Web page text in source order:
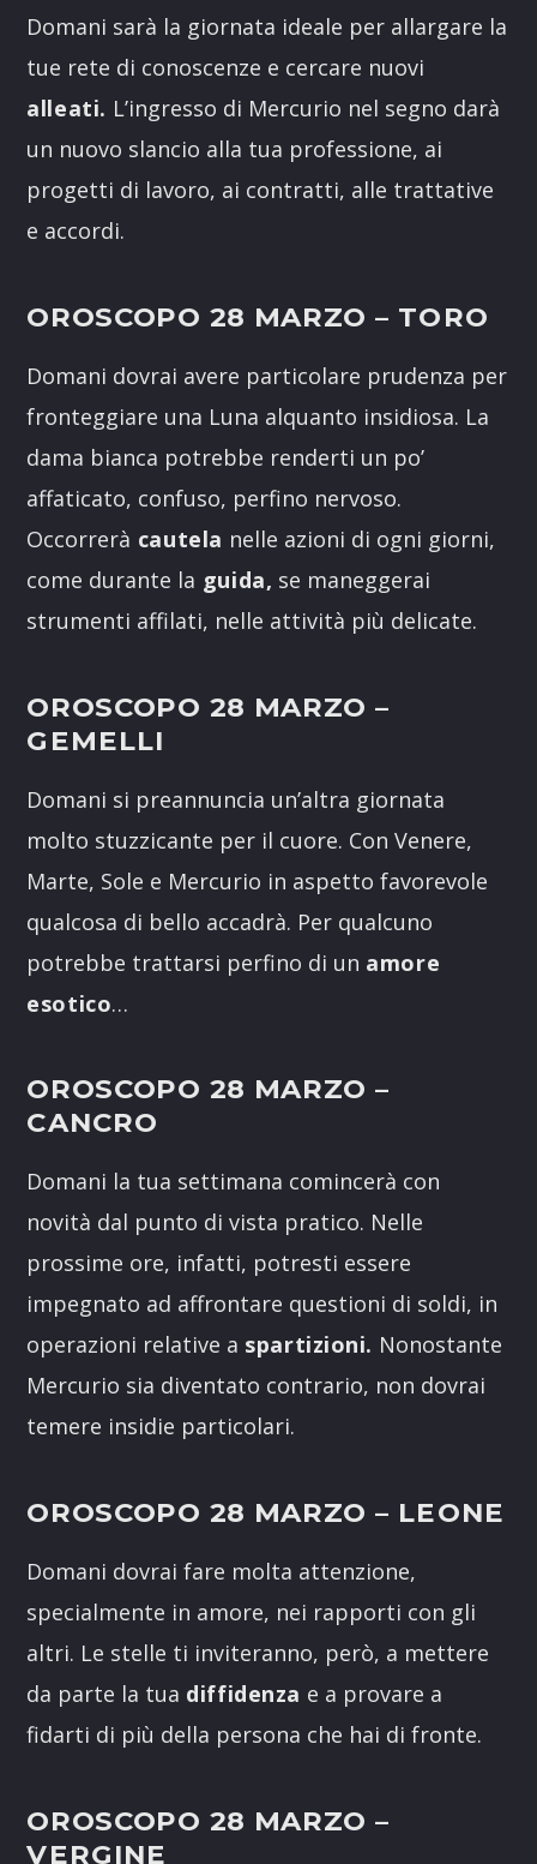
Domani sarà la giornata ideale per allargare la
tue rete di conoscenze e cercare nuovi
alleati. L’ingresso di Mercurio nel segno darà
un nuovo slancio alla tua professione, ai
progetti di lavoro, ai contratti, alle trattative
e accordi.
OROSCOPO 28 MARZO – TORO
Domani dovrai avere particolare prudenza per
fronteggiare una Luna alquanto insidiosa. La
dama bianca potrebbe renderti un po’
affaticato, confuso, perfino nervoso.
Occorrerà cautela nelle azioni di ogni giorni,
come durante la guida, se maneggerai
strumenti affilati, nelle attività più delicate.
OROSCOPO 28 MARZO –
GEMELLI
Domani si preannuncia un’altra giornata
molto stuzzicante per il cuore. Con Venere,
Marte, Sole e Mercurio in aspetto favorevole
qualcosa di bello accadrà. Per qualcuno
potrebbe trattarsi perfino di un amore
esotico…
OROSCOPO 28 MARZO –
CANCRO
Domani la tua settimana comincerà con
novità dal punto di vista pratico. Nelle
prossime ore, infatti, potresti essere
impegnato ad affrontare questioni di soldi, in
operazioni relative a spartizioni. Nonostante
Mercurio sia diventato contrario, non dovrai
temere insidie particolari.
OROSCOPO 28 MARZO – LEONE
Domani dovrai fare molta attenzione,
specialmente in amore, nei rapporti con gli
altri. Le stelle ti inviteranno, però, a mettere
da parte la tua diffidenza e a provare a
fidarti di più della persona che hai di fronte.
OROSCOPO 28 MARZO –
VERGINE